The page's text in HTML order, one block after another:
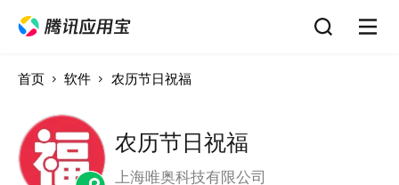
首页 软件 农历节日祝福
农历节日祝福
上海唯奥科技有限公司